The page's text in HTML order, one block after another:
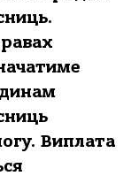
Виплата